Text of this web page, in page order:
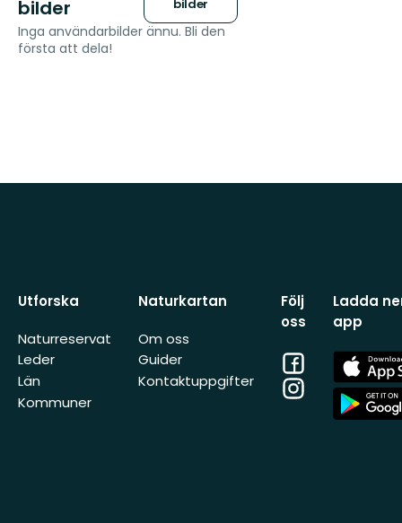
bilder
bilder
Inga användarbilder ännu. Bli den
första att dela!
Utforska
Naturreservat
Leder
Län
Kommuner
Naturkartan
Om oss
Guider
Kontaktuppgifter
Följ
oss
Facebook
Instagram
Ladda
app
App
Store
App
Store